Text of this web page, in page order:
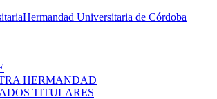
Hermandad Universitaria de Córdoba
HERMANDAD
TITULARES